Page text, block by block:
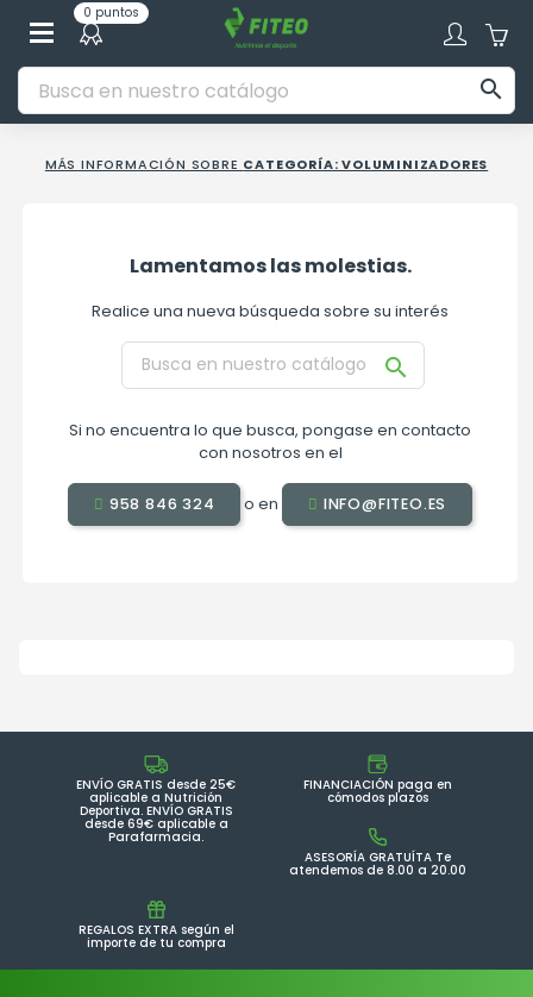
0 puntos

MÁS INFORMACIÓN SOBRE CATEGORÍA: VOLUMINIZADORES
Lamentamos las molestias.
Realice una nueva búsqueda sobre su interés

Si no encuentra lo que busca, pongase en contacto
con nosotros en el
958 846 324 o en INFO@FITEO.ES
ENVÍO GRATIS desde 25€
aplicable a Nutrición
Deportiva. ENVÍO GRATIS
desde 69€ aplicable a
Parafarmacia.
FINANCIACIÓN paga en
cómodos plazos
ASESORÍA GRATUÍTA Te
atendemos de 8.00 a 20.00
REGALOS EXTRA según el
importe de tu compra